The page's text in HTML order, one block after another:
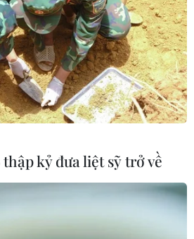
kỷ đưa liệt sỹ trở về